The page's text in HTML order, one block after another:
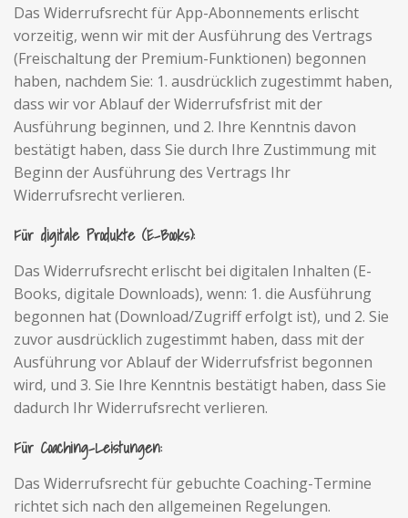
Das Widerrufsrecht für App-Abonnements erlischt
vorzeitig, wenn wir mit der Ausführung des Vertrags
(Freischaltung der Premium-Funktionen) begonnen
haben, nachdem Sie: 1. ausdrücklich zugestimmt haben,
dass wir vor Ablauf der Widerrufsfrist mit der
Ausführung beginnen, und 2. Ihre Kenntnis davon
bestätigt haben, dass Sie durch Ihre Zustimmung mit
Beginn der Ausführung des Vertrags Ihr
Widerrufsrecht verlieren.
Für digitale Produkte (E-Books):
Das Widerrufsrecht erlischt bei digitalen Inhalten (E-
Books, digitale Downloads), wenn: 1. die Ausführung
begonnen hat (Download/Zugriff erfolgt ist), und 2. Sie
zuvor ausdrücklich zugestimmt haben, dass mit der
Ausführung vor Ablauf der Widerrufsfrist begonnen
wird, und 3. Sie Ihre Kenntnis bestätigt haben, dass Sie
dadurch Ihr Widerrufsrecht verlieren.
Für Coaching-Leistungen:
Das Widerrufsrecht für gebuchte Coaching-Termine
richtet sich nach den allgemeinen Regelungen.